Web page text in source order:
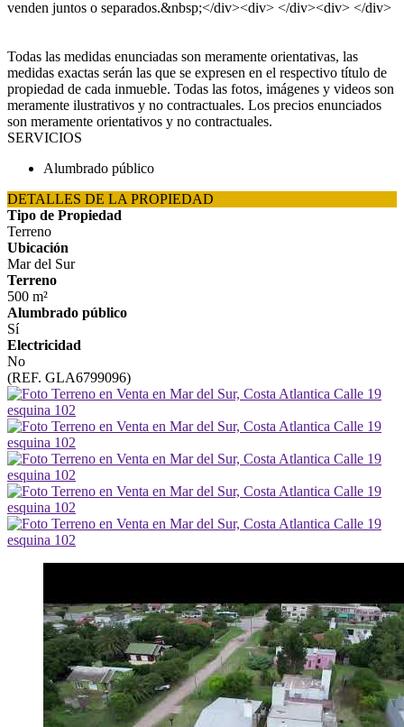
venden juntos o separados.&nbsp;</div><div> </div><div> </div>
Todas las medidas enunciadas son meramente orientativas, las
medidas exactas serán las que se expresen en el respectivo título de
propiedad de cada inmueble. Todas las fotos, imágenes y videos son
meramente ilustrativos y no contractuales. Los precios enunciados
son meramente orientativos y no contractuales.
SERVICIOS
Alumbrado público
DETALLES DE LA PROPIEDAD
Tipo de Propiedad
Terreno
Ubicación
Mar del Sur
Terreno
500 m²
Alumbrado público
Sí
Electricidad
No
(REF. GLA6799096)